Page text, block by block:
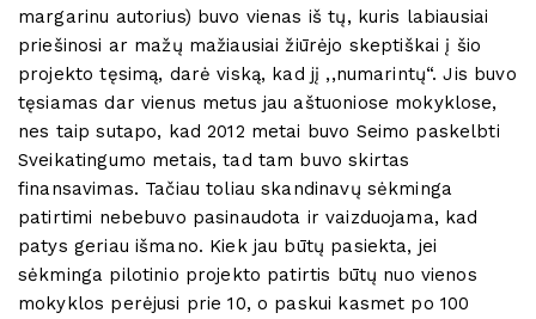
margarinu autorius) buvo vienas iš tų, kuris labiausiai
priešinosi ar mažų mažiausiai žiūrėjo skeptiškai į šio
projekto tęsimą, darė viską, kad jį ,,numarintų“. Jis buvo
tęsiamas dar vienus metus jau aštuoniose mokyklose,
nes taip sutapo, kad 2012 metai buvo Seimo paskelbti
Sveikatingumo metais, tad tam buvo skirtas
finansavimas. Tačiau toliau skandinavų sėkminga
patirtimi nebebuvo pasinaudota ir vaizduojama, kad
patys geriau išmano. Kiek jau būtų pasiekta, jei
sėkminga pilotinio projekto patirtis būtų nuo vienos
mokyklos perėjusi prie 10, o paskui kasmet po 100